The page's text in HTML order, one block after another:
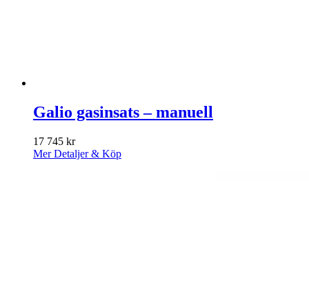
Galio gasinsats – manuell
17 745 kr
Mer Detaljer & Köp